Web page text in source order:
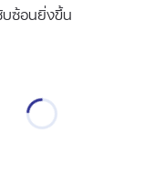
ซ้อนยิ่งขึ้น